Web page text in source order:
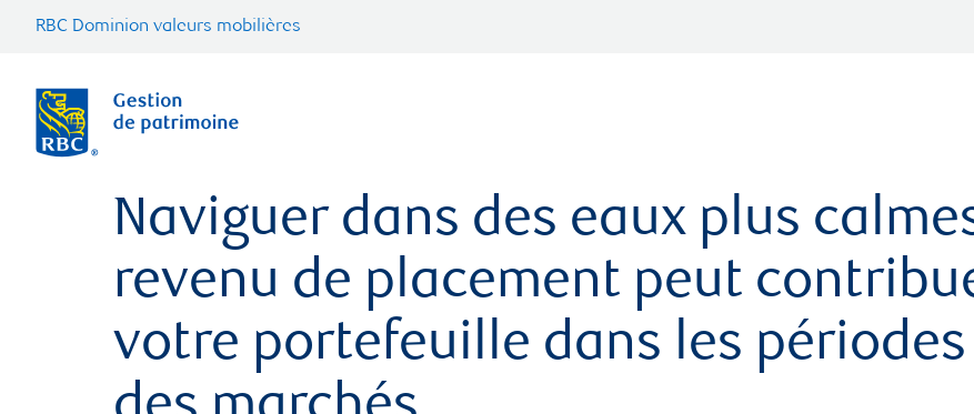
RBC Dominion valeurs mobilières
Naviguer dans des eaux plus
revenu de placement peut
votre portefeuille dans les